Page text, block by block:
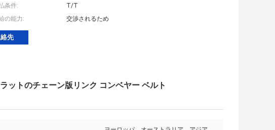
条件:
T/T
の能力:
交渉されるため
先
ットのチェーン版リンク コンベヤー ベルト